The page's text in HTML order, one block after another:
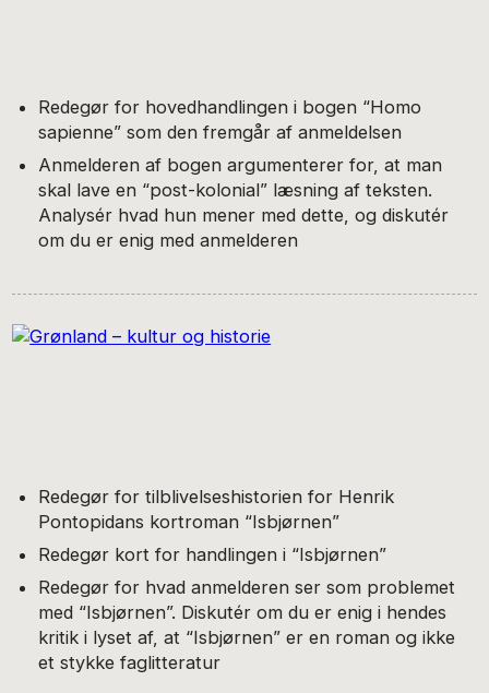
Redegør for hovedhandlingen i bogen “Homo
sapienne” som den fremgår af anmeldelsen
Anmelderen af bogen argumenterer for, at man
skal lave en “post-kolonial” læsning af teksten.
Analysér hvad hun mener med dette, og diskutér
om du er enig med anmelderen
Redegør for tilblivelseshistorien for Henrik
Pontopidans kortroman “Isbjørnen”
Redegør kort for handlingen i “Isbjørnen”
Redegør for hvad anmelderen ser som problemet
med “Isbjørnen”. Diskutér om du er enig i hendes
kritik i lyset af, at “Isbjørnen” er en roman og ikke
et stykke faglitteratur